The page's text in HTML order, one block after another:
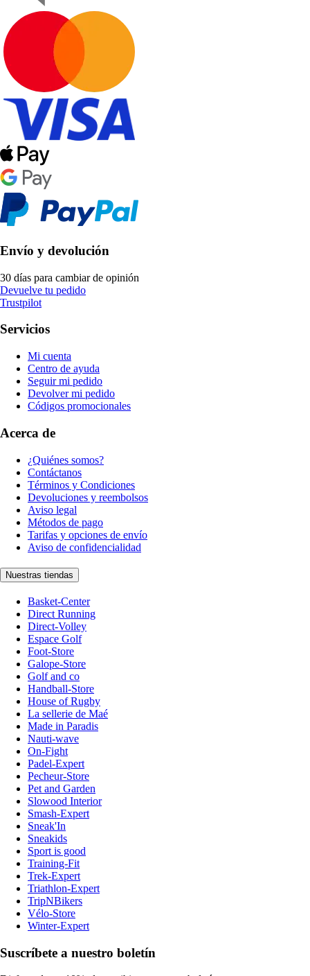
Envío y devolución
30 días para cambiar de opinión
Devuelve tu pedido
Trustpilot
Servicios
Mi cuenta
Centro de ayuda
Seguir mi pedido
Devolver mi pedido
Códigos promocionales
Acerca de
¿Quiénes somos?
Contáctanos
Términos y Condiciones
Devoluciones y reembolsos
Aviso legal
Métodos de pago
Tarifas y opciones de envío
Aviso de confidencialidad
Nuestras tiendas
Basket-Center
Direct Running
Direct-Volley
Espace Golf
Foot-Store
Galope-Store
Golf and co
Handball-Store
House of Rugby
La sellerie de Maé
Made in Paradis
Nauti-wave
On-Fight
Padel-Expert
Pecheur-Store
Pet and Garden
Slowood Interior
Smash-Expert
Sneak'In
Sneakids
Sport is good
Training-Fit
Trek-Expert
Triathlon-Expert
TripNBikers
Vélo-Store
Winter-Expert
Suscríbete a nuestro boletín